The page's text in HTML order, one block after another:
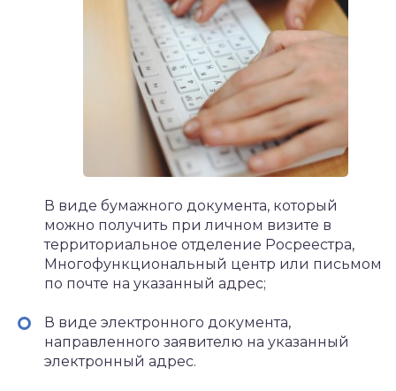
В виде бумажного документа, который
можно получить при личном визите в
территориальное отделение Росреестра,
Многофункциональный центр или письмом
по почте на указанный адрес;
В виде электронного документа,
направленного заявителю на указанный
электронный адрес.